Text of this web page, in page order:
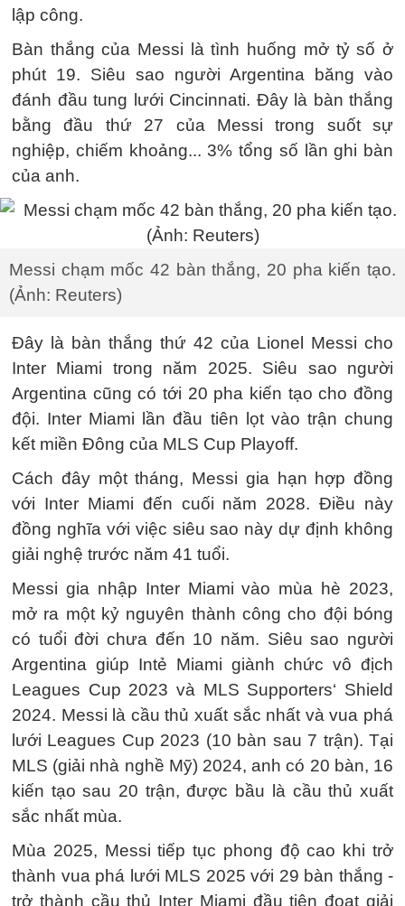
lập công.
Bàn thắng của Messi là tình huống mở tỷ số ở
phút 19. Siêu sao người Argentina băng vào
đánh đầu tung lưới Cincinnati. Đây là bàn thắng
bằng đầu thứ 27 của Messi trong suốt sự
nghiệp, chiếm khoảng... 3% tổng số lần ghi bàn
của anh.
Messi chạm mốc 42 bàn thắng, 20 pha kiến tạo.
(Ảnh: Reuters)
Đây là bàn thắng thứ 42 của Lionel Messi cho
Inter Miami trong năm 2025. Siêu sao người
Argentina cũng có tới 20 pha kiến tạo cho đồng
đội. Inter Miami lần đầu tiên lọt vào trận chung
kết miền Đông của MLS Cup Playoff.
Cách đây một tháng, Messi gia hạn hợp đồng
với Inter Miami đến cuối năm 2028. Điều này
đồng nghĩa với việc siêu sao này dự định không
giải nghệ trước năm 41 tuổi.
Messi gia nhập Inter Miami vào mùa hè 2023,
mở ra một kỷ nguyên thành công cho đội bóng
có tuổi đời chưa đến 10 năm. Siêu sao người
Argentina giúp Intẻ Miami giành chức vô địch
Leagues Cup 2023 và MLS Supporters‘ Shield
2024. Messi là cầu thủ xuất sắc nhất và vua phá
lưới Leagues Cup 2023 (10 bàn sau 7 trận). Tại
MLS (giải nhà nghề Mỹ) 2024, anh có 20 bàn, 16
kiến tạo sau 20 trận, được bầu là cầu thủ xuất
sắc nhất mùa.
Mùa 2025, Messi tiếp tục phong độ cao khi trở
thành vua phá lưới MLS 2025 với 29 bàn thắng -
trở thành cầu thủ Inter Miami đầu tiên đoạt giải